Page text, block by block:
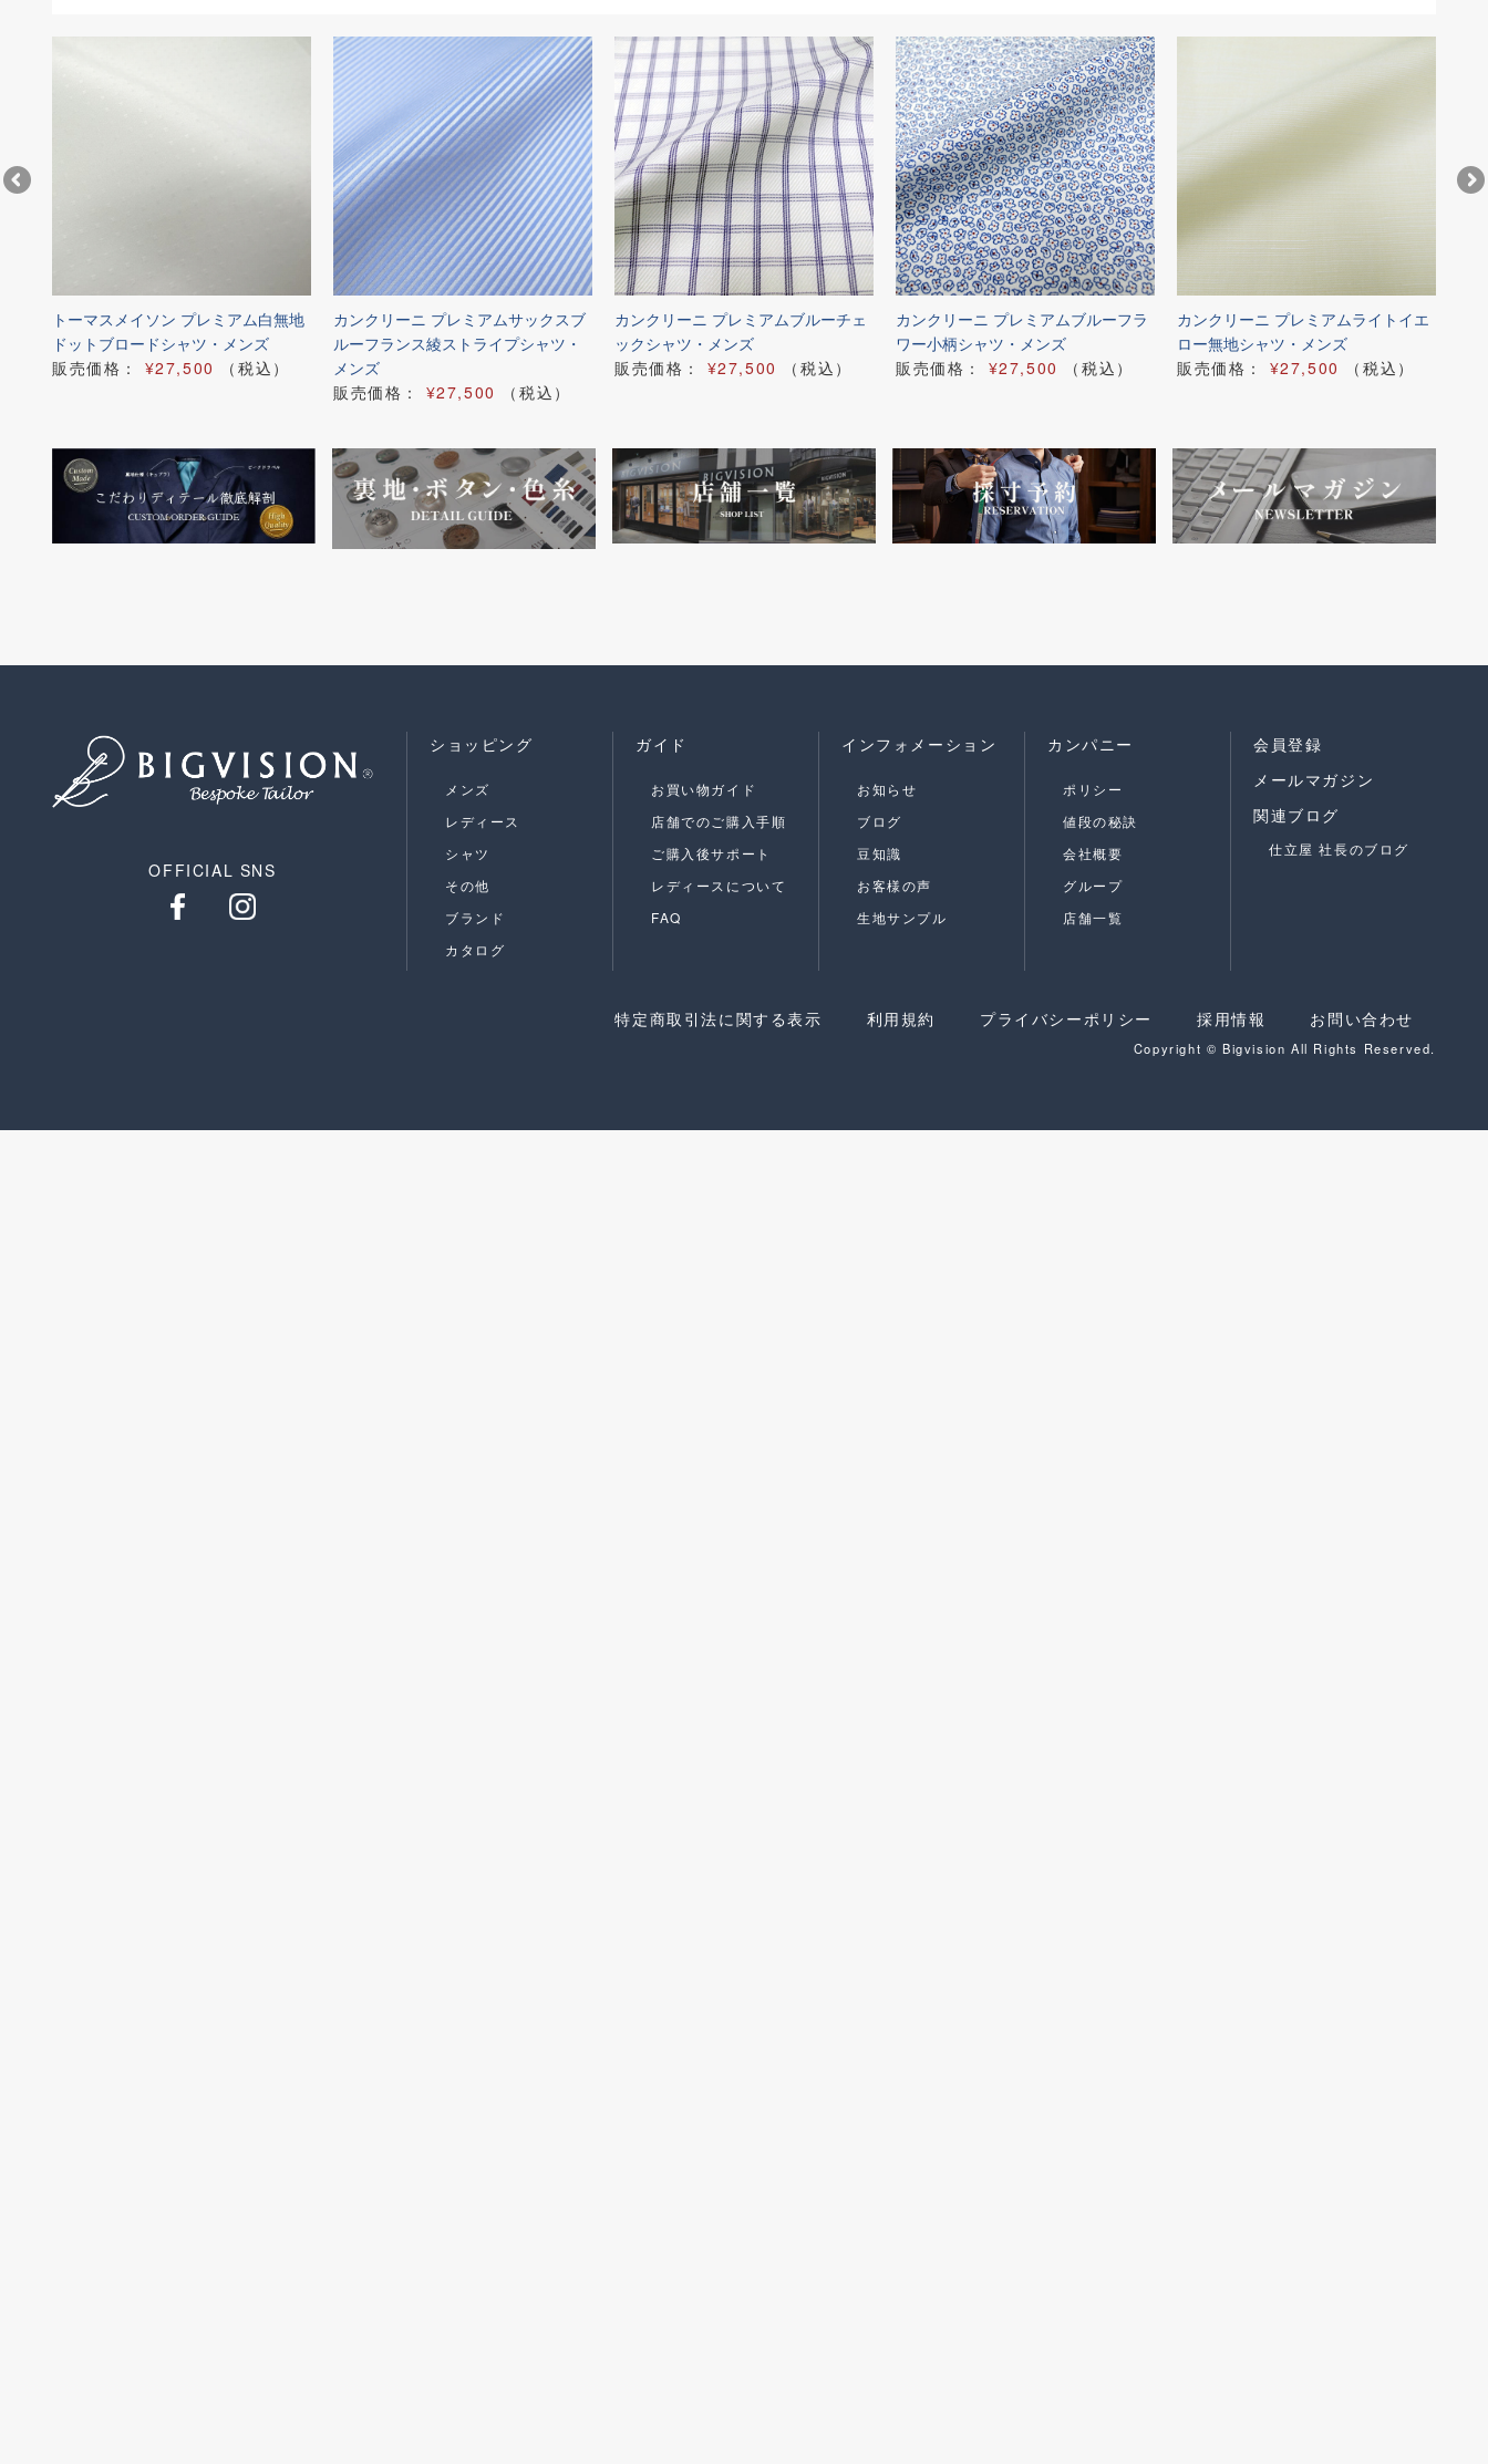
トーマスメイソン プレミアム白無地
ドットブロードシャツ・メンズ
販売価格： ¥27,500 （税込）
カンクリーニ プレミアムサックスブ
ルーフランス綾ストライプシャツ・
メンズ
販売価格： ¥27,500 （税込）
カンクリーニ プレミアムブルーチェ
ックシャツ・メンズ
販売価格： ¥27,500 （税込）
カンクリーニ プレミアムブルーフラ
ワー小柄シャツ・メンズ
販売価格： ¥27,500 （税込）
カンクリーニ プレミアムライトイエ
ロー無地シャツ・メンズ
販売価格： ¥27,500 （税込）
OFFICIAL SNS
ショッピング
メンズ
レディース
シャツ
その他
ブランド
カタログ
ガイド
お買い物ガイド
店舗でのご購入手順
ご購入後サポート
レディースについて
FAQ
インフォメーション
お知らせ
ブログ
豆知識
お客様の声
生地サンプル
カンパニー
ポリシー
値段の秘訣
会社概要
グループ
店舗一覧
会員登録
メールマガジン
関連ブログ
仕立屋 社長のブログ
特定商取引法に関する表示 利用規約 プライバシーポリシー 採用情報 お問い合わせ
Copyright © Bigvision All Rights Reserved.